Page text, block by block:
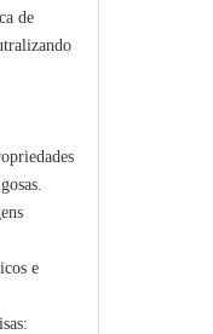
de
e